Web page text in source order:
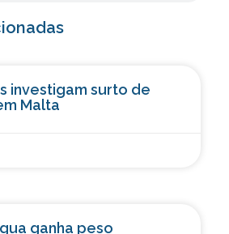
investigam surto de
Malta
ganha peso